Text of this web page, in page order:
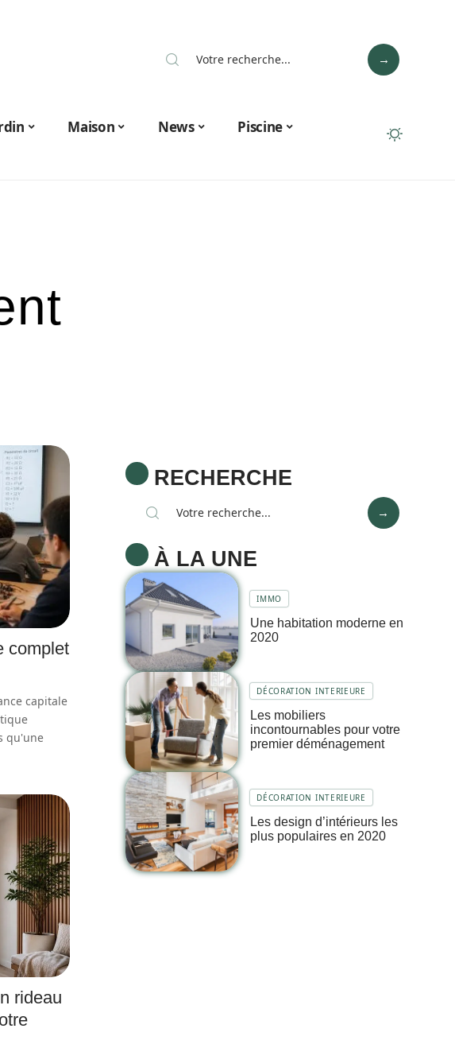
Maison News
Piscine
complet
capitale
qu'une
rideau
RECHERCHE
À LA UNE
IMMO
Une habitation moderne en
2020
DÉCORATION INTERIEURE
Les mobiliers
incontournables pour votre
premier déménagement
DÉCORATION INTERIEURE
Les design d’intérieurs les
plus populaires en 2020